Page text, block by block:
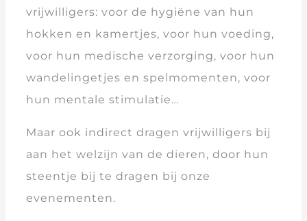
vrijwilligers: voor de hygiëne van hun
hokken en kamertjes, voor hun voeding,
voor hun medische verzorging, voor hun
wandelingetjes en spelmomenten, voor
hun mentale stimulatie…
Maar ook indirect dragen vrijwilligers bij
aan het welzijn van de dieren, door hun
steentje bij te dragen bij onze
evenementen.